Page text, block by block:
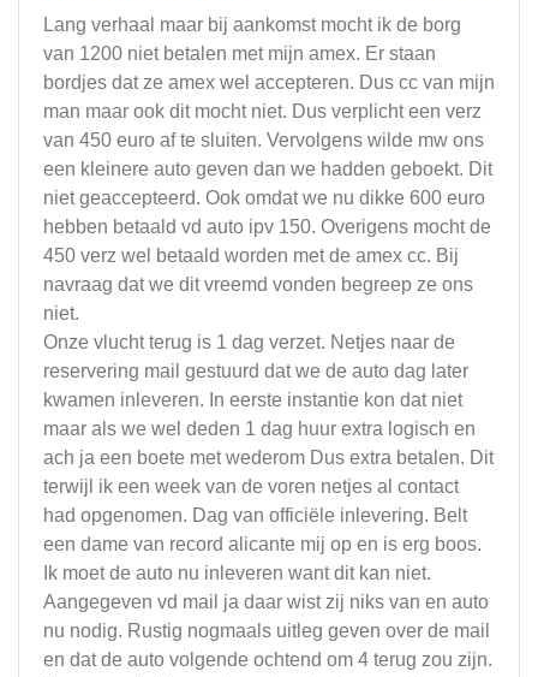
Lang verhaal maar bij aankomst mocht ik de borg
van 1200 niet betalen met mijn amex. Er staan
bordjes dat ze amex wel accepteren. Dus cc van mijn
man maar ook dit mocht niet. Dus verplicht een verz
van 450 euro af te sluiten. Vervolgens wilde mw ons
een kleinere auto geven dan we hadden geboekt. Dit
niet geaccepteerd. Ook omdat we nu dikke 600 euro
hebben betaald vd auto ipv 150. Overigens mocht de
450 verz wel betaald worden met de amex cc. Bij
navraag dat we dit vreemd vonden begreep ze ons
niet.
Onze vlucht terug is 1 dag verzet. Netjes naar de
reservering mail gestuurd dat we de auto dag later
kwamen inleveren. In eerste instantie kon dat niet
maar als we wel deden 1 dag huur extra logisch en
ach ja een boete met wederom Dus extra betalen. Dit
terwijl ik een week van de voren netjes al contact
had opgenomen. Dag van officiële inlevering. Belt
een dame van record alicante mij op en is erg boos.
Ik moet de auto nu inleveren want dit kan niet.
Aangegeven vd mail ja daar wist zij niks van en auto
nu nodig. Rustig nogmaals uitleg geven over de mail
en dat de auto volgende ochtend om 4 terug zou zijn.